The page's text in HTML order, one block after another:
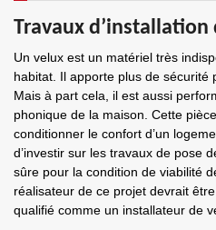
Travaux d’installation
Un velux est un matériel très
habitat. Il apporte plus de sécurité
Mais à part cela, il est aussi
phonique de la maison. Cette
conditionner le confort d’un
d’investir sur les travaux de pose
sûre pour la condition de viabilité
réalisateur de ce projet devrait
qualifié comme un installateur de